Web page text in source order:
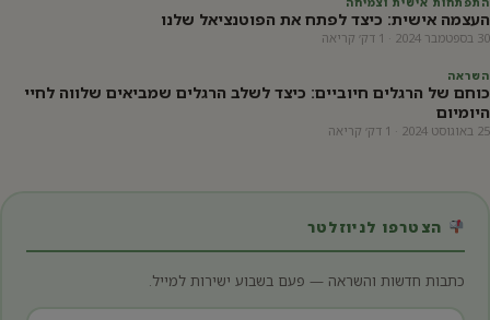
העצמה אישית: כיצד לפתח את הפוטנציאל שלנו
30 בספטמבר 2024 · 1 דק׳ קריאה
השראה
כוחם של הרגלים חיוביים: כיצד לשלב הרגלים שמביאים שלווה לחיי
היומיום
25 באוגוסט 2024 · 1 דק׳ קריאה
הצטרפו לניוזלטר
כתבות חדשות והשראה — פעם בשבוע ישירות למייל.